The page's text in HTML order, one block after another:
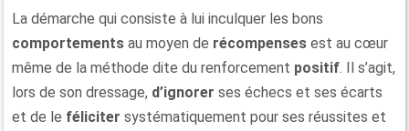
La démarche qui consiste à lui inculquer les bons
comportements au moyen de récompenses est au cœur
même de la méthode dite du renforcement positif. Il s’agit,
lors de son dressage, d’ignorer ses échecs et ses écarts
et de le féliciter systématiquement pour ses réussites et